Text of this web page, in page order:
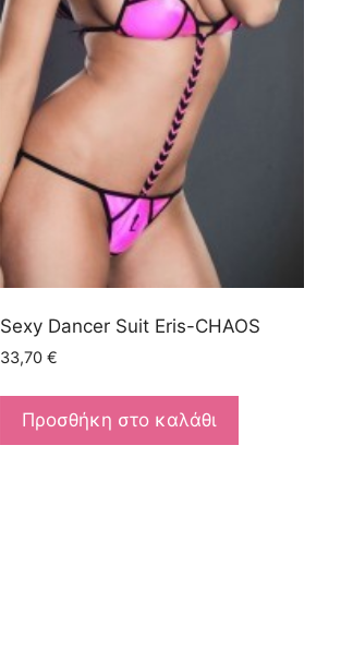
Sexy Dancer Suit Eris-CHAOS
33,70€
Προσθήκη στο καλάθι